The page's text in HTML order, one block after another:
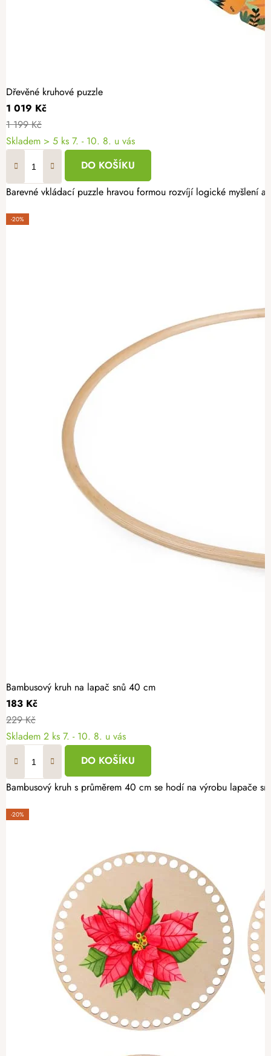
Dřevěné kruhové puzzle
1 019 Kč
1 199 Kč
Skladem > 5 ks 7. - 10. 8. u vás
DO KOŠÍKU
Barevné vkládací puzzle hravou formou rozvíjí logické myšlení
-20%
Bambusový kruh na lapač snů 40 cm
183 Kč
229 Kč
Skladem 2 ks 7. - 10. 8. u vás
DO KOŠÍKU
Bambusový kruh s průměrem 40 cm se hodí na výrobu lapače
-20%